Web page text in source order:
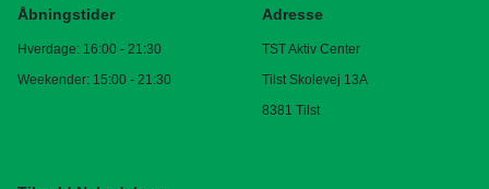
Åbningstider
Hverdage: 16:00 - 21:30
Weekender: 15:00 - 21:30
Adresse
TST Aktiv Center
Tilst Skolevej 13A
8381 Tilst